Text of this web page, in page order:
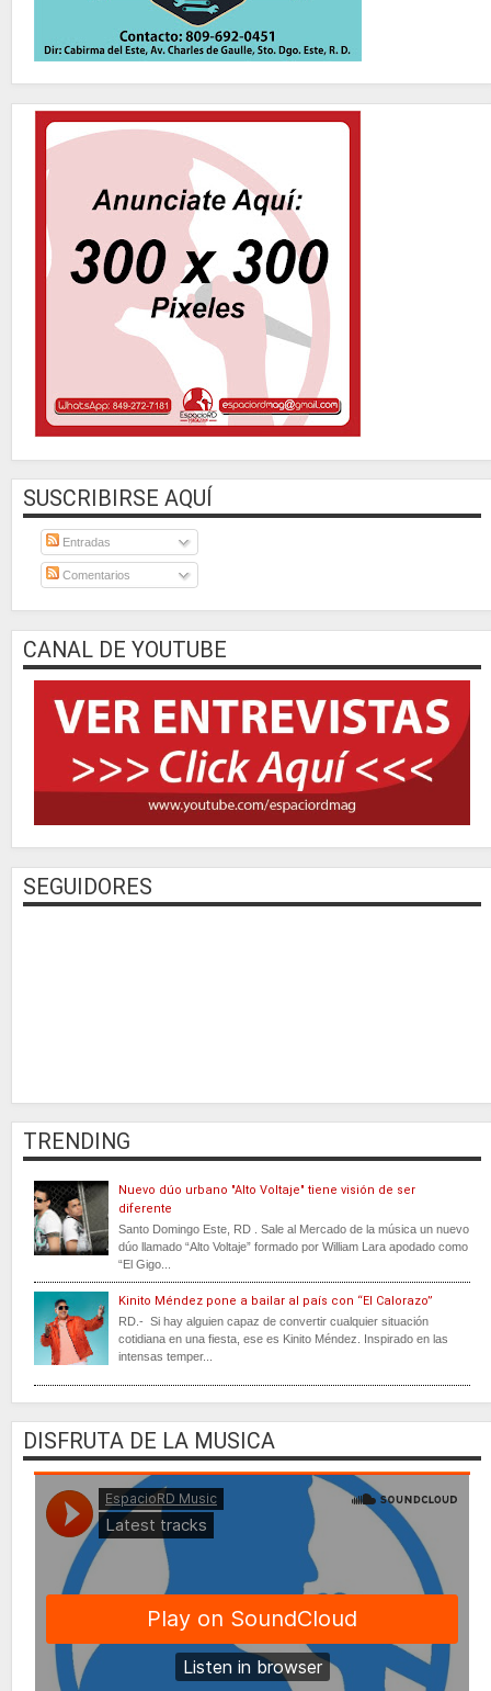
SUSCRIBIRSE AQUÍ
Entradas
Comentarios
CANAL DE YOUTUBE
SEGUIDORES
TRENDING
Nuevo dúo urbano "Alto Voltaje" tiene visión de ser
diferente
Santo Domingo Este, RD . Sale al Mercado de la música un nuevo
dúo llamado “Alto Voltaje” formado por William Lara apodado como
“El Gigo...
Kinito Méndez pone a bailar al país con “El Calorazo”
RD.- Si hay alguien capaz de convertir cualquier situación
cotidiana en una fiesta, ese es Kinito Méndez. Inspirado en las
intensas temper...
DISFRUTA DE LA MUSICA